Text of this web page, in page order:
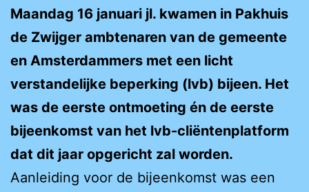
Maandag 16 januari jl. kwamen in Pakhuis
de Zwijger ambtenaren van de gemeente
en Amsterdammers met een licht
verstandelijke beperking (lvb) bijeen. Het
was de eerste ontmoeting én de eerste
bijeenkomst van het lvb-cliëntenplatform
dat dit jaar opgericht zal worden.
Aanleiding voor de bijeenkomst was een